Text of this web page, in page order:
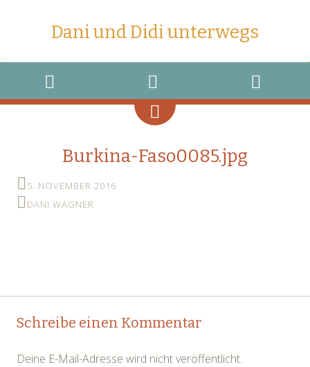
Dani und Didi unterwegs
MENU
WIDGETS
SEARCH
Burkina-Faso0085.jpg
5. NOVEMBER 2016
DANI WAGNER
Post
Schreibe einen Kommentar
Deine E-Mail-Adresse wird nicht veröffentlicht.